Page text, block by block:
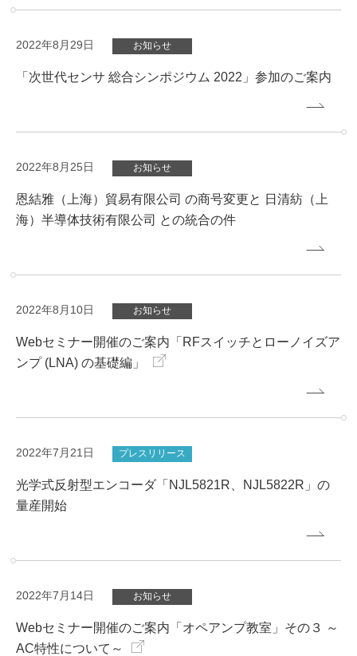
2022年8月29日 お知らせ
「次世代センサ 総合シンポジウム 2022」参加のご案内
2022年8月25日 お知らせ
恩結雅（上海）貿易有限公司 の商号変更と 日清紡（上
海）半導体技術有限公司 との統合の件
2022年8月10日 お知らせ
Webセミナー開催のご案内「RFスイッチとローノイズア
ンプ (LNA) の基礎編」
2022年7月21日 プレスリリース
光学式反射型エンコーダ「NJL5821R、NJL5822R」の
量産開始
2022年7月14日 お知らせ
Webセミナー開催のご案内「オペアンプ教室」その３ ～
AC特性について～